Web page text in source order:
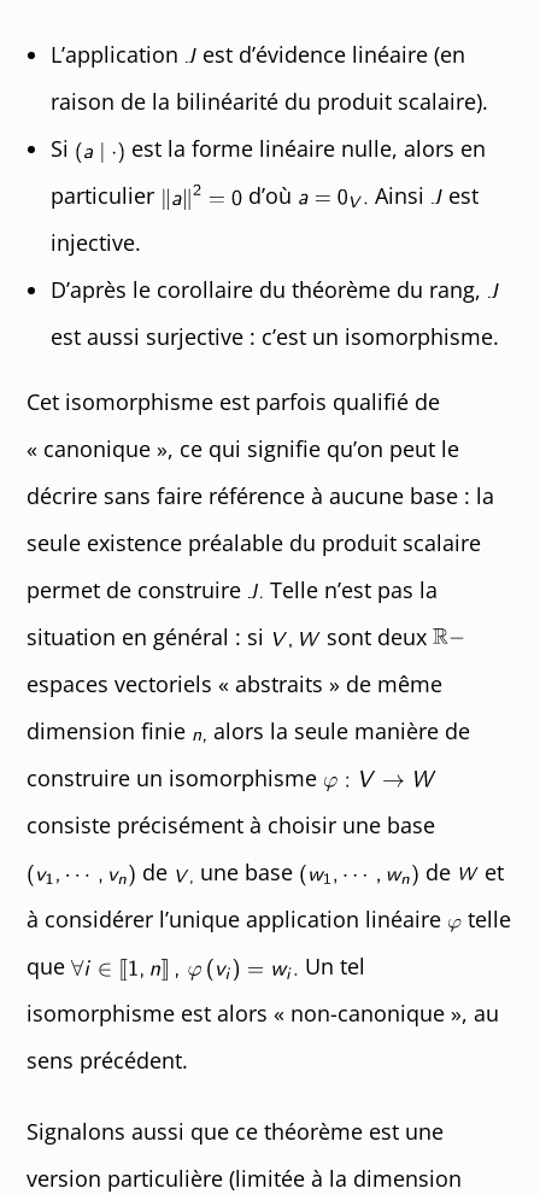
L’application
est d’évidence linéaire (en
raison de la bilinéarité du produit scalaire).
Si
est la forme linéaire nulle, alors en
particulier
d’où Ainsi
est
injective.
D’après le corollaire du théorème du rang,
est aussi surjective : c’est un isomorphisme.
Cet isomorphisme est parfois qualifié de
« canonique », ce qui signifie qu’on peut le
décrire sans faire référence à aucune base : la
seule existence préalable du produit scalaire
permet de construire
Telle n’est pas la
situation en général : si
sont deux
espaces vectoriels « abstraits » de même
dimension finie
alors la seule manière de
construire un isomorphisme
consiste précisément à choisir une base
de
une base de
et
à considérer l’unique application linéaire
telle
que
Un tel
isomorphisme est alors « non-canonique », au
sens précédent.
Signalons aussi que ce théorème est une
version particulière (limitée à la dimension